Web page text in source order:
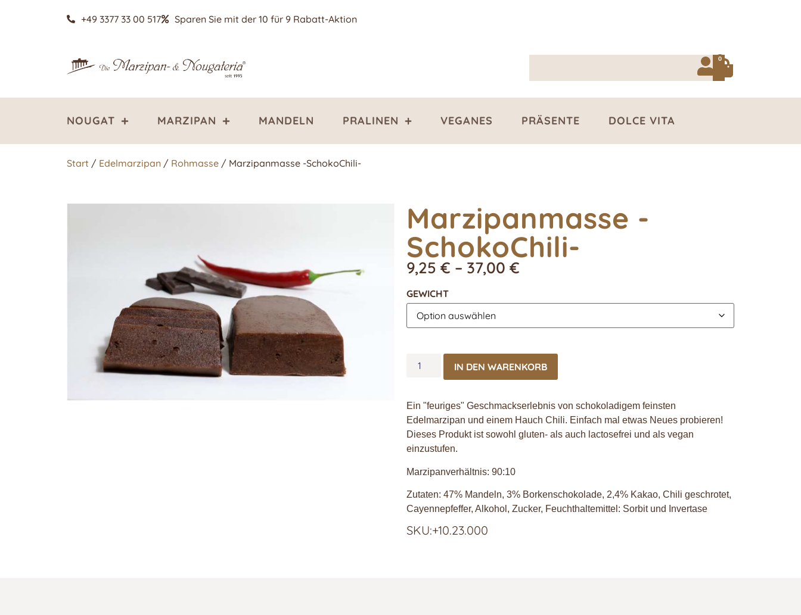
+49 3377 33 00 517 Sparen Sie mit der 10 für 9 Rabatt-Aktion
0
NOUGAT MARZIPAN MANDELN PRALINEN VEGANES PRÄSENTE DOLCE VITA
Start / Edelmarzipan / Rohmasse / Marzipanmasse -SchokoChili-
Marzipanmasse -
SchokoChili-
9,25 € – 37,00 €
GEWICHT
IN DEN WARENKORB
Ein "feuriges" Geschmackserlebnis von schokoladigem feinsten
Edelmarzipan und einem Hauch Chili. Einfach mal etwas Neues probieren!
Dieses Produkt ist sowohl gluten- als auch lactosefrei und als vegan
einzustufen.
Marzipanverhältnis: 90:10
Zutaten: 47% Mandeln, 3% Borkenschokolade, 2,4% Kakao, Chili geschrotet,
Cayennepfeffer, Alkohol, Zucker, Feuchthaltemittel: Sorbit und Invertase
SKU:+10.23.000